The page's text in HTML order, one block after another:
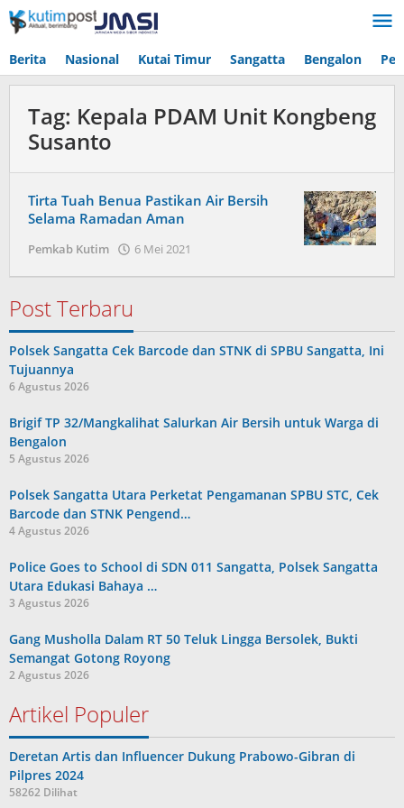
Lewati
ke
Berita Nasional Kutai Timur Sangatta Bengalon
Tag: Kepala PDAM Unit Kongbeng
Susanto
Tirta Tuah Benua Pastikan Air Bersih
Selama Ramadan Aman
Pemkab Kutim 6 Mei 2021
Post Terbaru
Polsek Sangatta Cek Barcode dan STNK di SPBU Sangatta, Ini
Tujuannya
6 Agustus 2026
Brigif TP 32/Mangkalihat Salurkan Air Bersih untuk Warga di
Bengalon
5 Agustus 2026
Polsek Sangatta Utara Perketat Pengamanan SPBU STC, Cek
Barcode dan STNK Pengend…
4 Agustus 2026
Police Goes to School di SDN 011 Sangatta, Polsek Sangatta
Utara Edukasi Bahaya …
3 Agustus 2026
Gang Musholla Dalam RT 50 Teluk Lingga Bersolek, Bukti
Semangat Gotong Royong
2 Agustus 2026
Artikel Populer
Deretan Artis dan Influencer Dukung Prabowo-Gibran di
Pilpres 2024
58262 Dilihat